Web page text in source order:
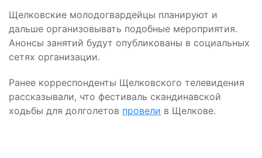
Щелковские молодогвардейцы планируют и
дальше организовывать подобные мероприятия.
Анонсы занятий будут опубликованы в социальных
сетях организации.
Ранее корреспонденты Щелковского телевидения
рассказывали, что фестиваль скандинавской
ходьбы для долголетов провели в Щелкове.